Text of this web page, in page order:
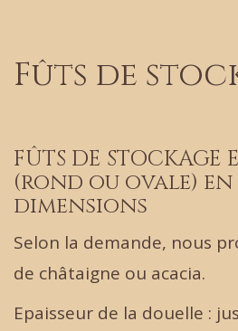
Fûts de
FÛTS DE STOCKAGE
(rond ou ovale)
dimensions
Selon la demande, nous
de châtaigne ou acacia.
Epaisseur de la douelle :